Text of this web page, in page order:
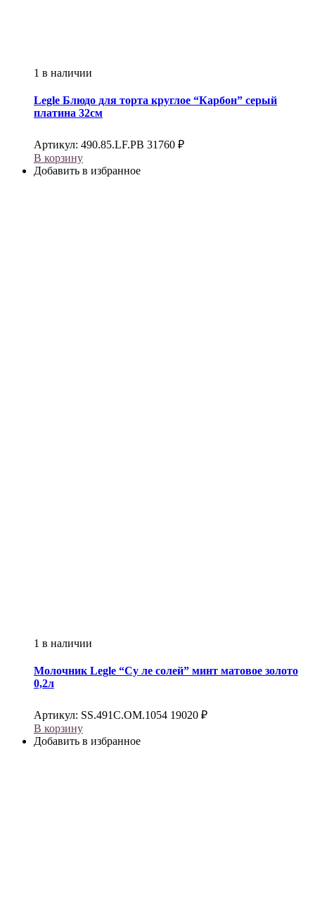
1 в наличии
Legle Блюдо для торта круглое “Карбон” серый
платина 32см
Артикул: 490.85.LF.PB 31760 ₽
В корзину
Добавить в избранное
1 в наличии
МолочникLegle “Су ле солей” минт матовое золото
0,2л
Артикул: SS.491C.OM.1054 19020 ₽
В корзину
Добавить в избранное